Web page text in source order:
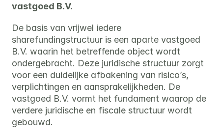
vastgoed B.V.
De basis van vrijwel iedere
sharefundingstructuur is een aparte vastgoed
B.V. waarin het betreffende object wordt
ondergebracht. Deze juridische structuur zorgt
voor een duidelijke afbakening van risico’s,
verplichtingen en aansprakelijkheden. De
vastgoed B.V. vormt het fundament waarop de
verdere juridische en fiscale structuur wordt
gebouwd.